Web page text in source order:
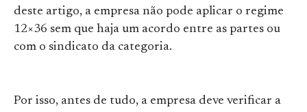
deste artigo, a empresa não pode aplicar o regime
12×36 sem que haja um acordo entre as partes ou
com o sindicato da categoria.
Por isso, antes de tudo, a empresa deve verificar a